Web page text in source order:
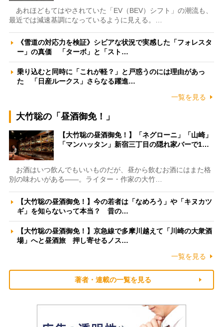
あれほどもてはやされていた「EV（BEV）シフト」の潮流も、
最近では減速基調になっているように見える。…
《雪道の対応力を検証》シビアな状況で実感した「フォレスタ
ー」の真価 「ターボ」と「スト…
乗り込むと同時に「これが軽？」と戸惑うのには理由があっ
た 「日産ルークス」さらなる躍進…
一覧を見る
大竹聡の「昼酒御免！」
【大竹聡の昼酒御免！】「ネグローニ」「山崎」
「マンハッタン」新宿三丁目の隠れ家バーで1…
お酒はいつ飲んでもいいものだが、昼から飲むお酒にはまた格
別の味わいがある――。ライター・作家の大竹…
【大竹聡の昼酒御免！】今の若者は「なめろう」や「キヌカツ
ギ」を知らないって本当？ 昔の…
【大竹聡の昼酒御免！】京急線で多摩川越えて「川崎の大衆酒
場」へと昼酒旅 押し寄せるノス…
一覧を見る
著者・連載の一覧を見る